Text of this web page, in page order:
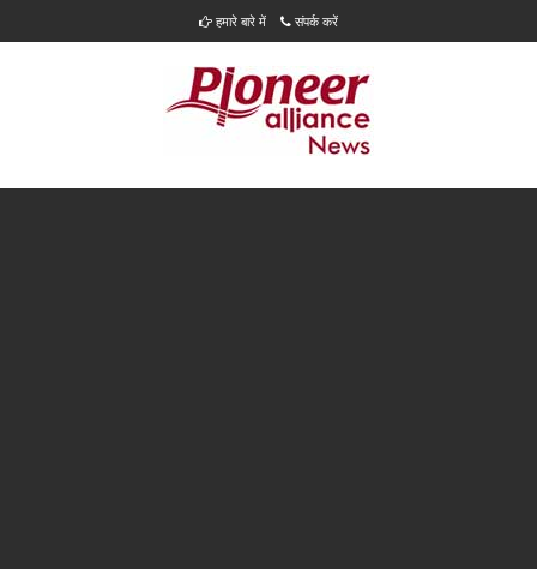
हमारे बारे में संपर्क करें